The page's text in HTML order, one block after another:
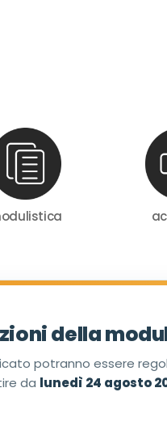
della
potranno essere
da lunedì 24 agosto